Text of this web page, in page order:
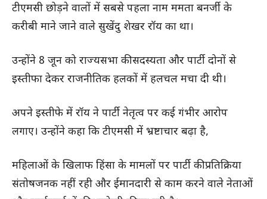
टीएमसी छोड़ने वालों में सबसे पहला नाम ममता बनर्जी के
करीबी माने जाने वाले सुखेंदु शेखर रॉय का था।
उन्होंने 8 जून को राज्यसभा की सदस्यता और पार्टी दोनों से
इस्तीफा देकर राजनीतिक हलकों में हलचल मचा दी थी।
अपने इस्तीफे में रॉय ने पार्टी नेतृत्व पर कई गंभीर आरोप
लगाए। उन्होंने कहा कि टीएमसी में भ्रष्टाचार बढ़ा है,
महिलाओं के खिलाफ हिंसा के मामलों पर पार्टी की प्रतिक्रिया
संतोषजनक नहीं रही और ईमानदारी से काम करने वाले नेताओं